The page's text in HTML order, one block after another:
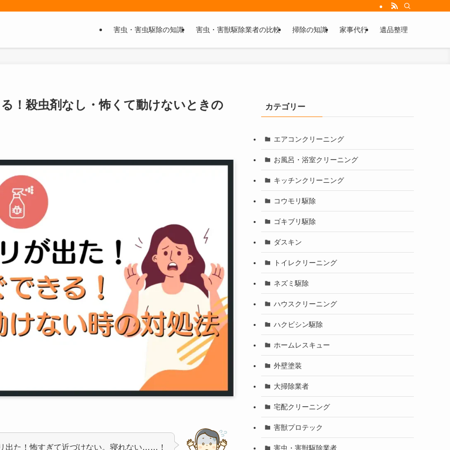
害虫・害虫駆除の知識 害虫・害獣駆除業者の比較 掃除の知識 家事代行 遺品整理
！殺虫剤なし・怖くて動けないときの
出た！怖すぎて近づけない。寝れない……！
カテゴリー
エアコンクリーニング
お風呂・浴室クリーニング
キッチンクリーニング
コウモリ駆除
ゴキブリ駆除
ダスキン
トイレクリーニング
ネズミ駆除
ハウスクリーニング
ハクビシン駆除
ホームレスキュー
外壁塗装
大掃除業者
宅配クリーニング
害獣プロテック
害虫・害獣駆除業者